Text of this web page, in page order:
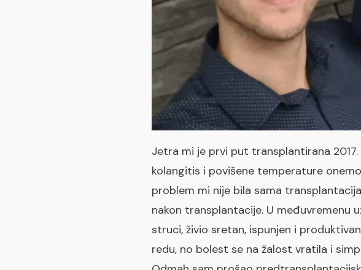
Jetra mi je prvi put transplantirana
kolangitis i povišene temperature
problem mi nije bila sama
nakon transplantacije. U međuvremenu
struci, živio sretan, ispunjen i
redu, no bolest se na žalost vratila i